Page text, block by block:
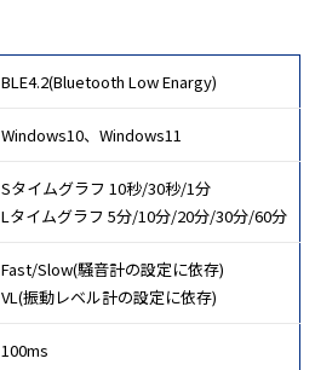
BLE4.2(Bluetooth Low Enargy)
Windows10、Windows11
Sタイムグラフ 10秒/30秒/1分
Lタイムグラフ 5分/10分/20分/30分/60分
Fast/Slow(騒音計の設定に依存)
VL(振動レベル計の設定に依存)
100ms